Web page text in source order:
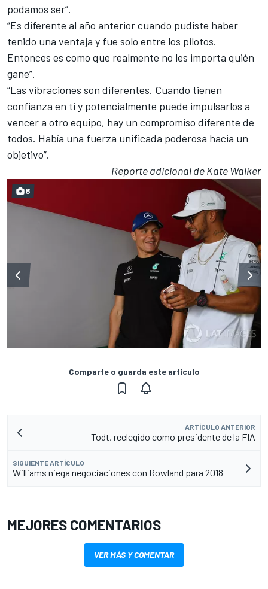
podamos ser”.
“Es diferente al año anterior cuando pudiste haber
tenido una ventaja y fue solo entre los pilotos.
Entonces es como que realmente no les importa quién
gane”.
“Las vibraciones son diferentes. Cuando tienen
confianza en ti y potencialmente puede impulsarlos a
vencer a otro equipo, hay un compromiso diferente de
todos. Había una fuerza unificada poderosa hacia un
objetivo”.
Reporte adicional de Kate Walker
8
Comparte o guarda este artículo
ARTÍCULO ANTERIOR
Todt, reelegido como presidente de la FIA
SIGUIENTE ARTÍCULO
Williams niega negociaciones con Rowland para 2018
MEJORES COMENTARIOS
VER MÁS Y COMENTAR